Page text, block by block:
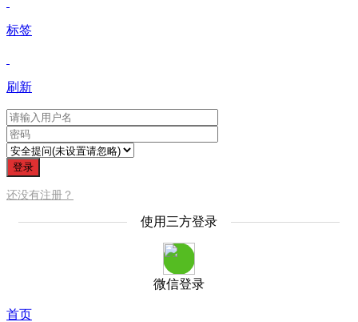
标签
刷新
登录
还没有注册？
使用三方登录
微信登录
首页